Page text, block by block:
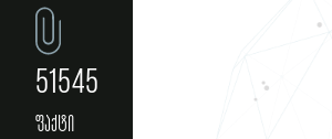
51545
ფაქტი